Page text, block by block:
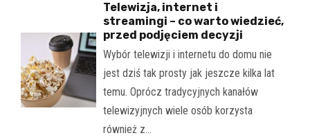
Telewizja, internet i
streamingi – co warto wiedzieć,
przed podjęciem decyzji
Wybór telewizji i internetu do domu nie
jest dziś tak prosty jak jeszcze kilka lat
temu. Oprócz tradycyjnych kanałów
telewizyjnych wiele osób korzysta
również z…